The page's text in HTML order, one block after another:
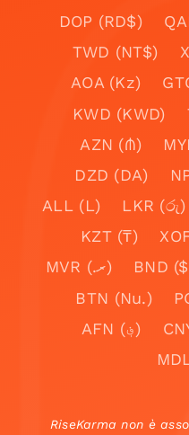
DOP (RD$)
TWD (NT$)
AOA (Kz)
KWD (KWD)
AZN (₼)
DZD (DA)
ALL (L)
LKR (රු)
KZT (₸)
MVR (.ރ)
BND
BTN (Nu.)
AFN (؋)
RiseKarma non è